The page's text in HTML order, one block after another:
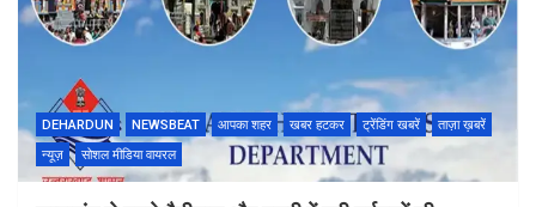
DEHARDUN NEWSBEAT आपका शहर खबर हटकर ट्रेंडिंग खबरें
ताज़ा ख़बरें
न्यूज़
सोशल मीडिया वायरल